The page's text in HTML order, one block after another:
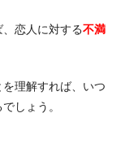
恋人に対する不満
理解すれば、いつ
しょう。